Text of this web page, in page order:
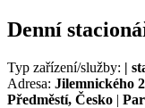
Denní
Typ zařízení/služby: |
Adresa: Jilemnického
Předměstí, Česko |